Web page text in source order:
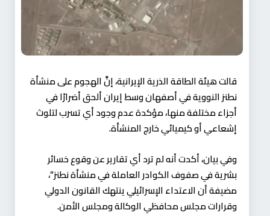
قالت هيئة الطاقة الذرية الإيرانية، إنَّ الهجوم على منشأة
نطنز النووية في أصفهان وسط إيران ألحق أضرارًا في
أجزاء مختلفة منها، مؤكدة عدم وجود أي تسرب لتلوث
إشعاعي أو كيميائي خارج المنشأة.
وفي بيان، أكدت أنه لم ترد أي تقارير عن وقوع خسائر
بشرية في صفوف الكوادر العاملة في منشأة نطنز”،
مضيفة أن الاعتداء الإسرائيلي ينتهك القانون الدولي
وقرارات مجلس محافظي الوكالة ومجلس الأمن.